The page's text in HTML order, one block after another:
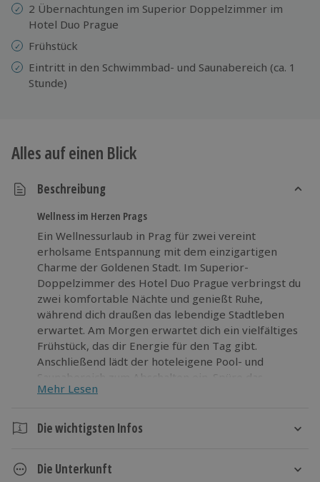
2 Übernachtungen im Superior Doppelzimmer im
Hotel Duo Prague
Frühstück
Eintritt in den Schwimmbad- und Saunabereich (ca. 1
Stunde)
Alles auf einen Blick
Beschreibung
Wellness im Herzen Prags
Ein Wellnessurlaub in Prag für zwei vereint
erholsame Entspannung mit dem einzigartigen
Charme der Goldenen Stadt. Im Superior-
Doppelzimmer des Hotel Duo Prague verbringst du
zwei komfortable Nächte und genießt Ruhe,
während dich draußen das lebendige Stadtleben
erwartet. Am Morgen erwartet dich ein vielfältiges
Frühstück, das dir Energie für den Tag gibt.
Anschließend lädt der hoteleigene Pool- und
Saunabereich zum Abschalten ein. Spüre das
angenehm warme Wasser und genieße die
in Einklang zu bringen. Nach deiner Auszeit im
Wellnessbereich kannst du die historischen Gassen,
Sehenswürdigkeiten Prags entdecken. Dieser
Mehr Lesen
Die wichtigsten Infos
3 Tage
Die Unterkunft